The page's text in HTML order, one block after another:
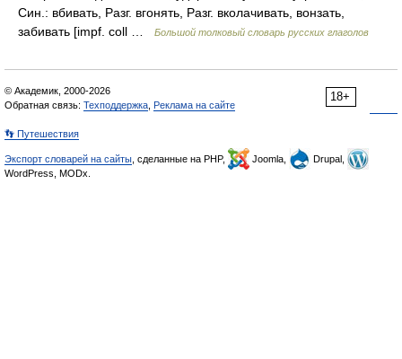
Син.: вбивать, Разг. вгонять, Разг. вколачивать, вонзать,
забивать [impf. coll …
Большой толковый словарь русских глаголов
18+
© Академик, 2000-2026
Обратная связь: Техподдержка Реклама на сайте
👣 Путешествия
Экспорт словарей на сайты , сделанные на PHP, Joomla,
Drupal,
WordPress, MODx.